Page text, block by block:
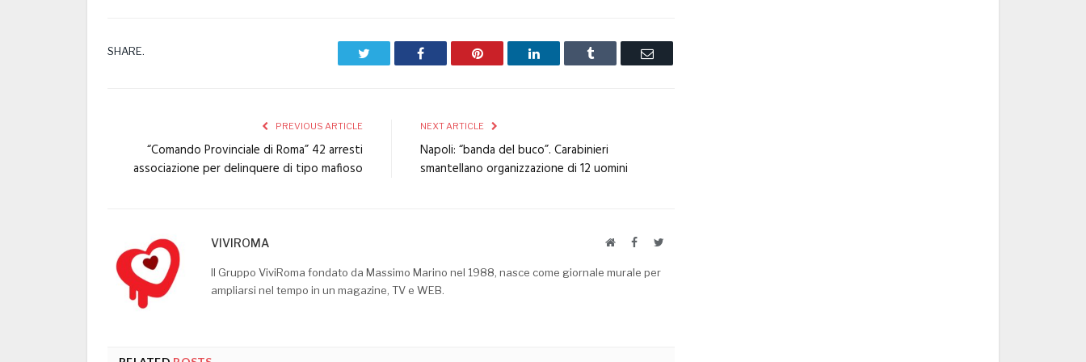
SHARE. Facebook Pinterest LinkedIn Tumblr Email
PREVIOUS ARTICLE
“Comando Provinciale di Roma” 42 arresti
associazione per delinquere di tipo mafioso
NEXT ARTICLE
Napoli: “banda del buco”. Carabinieri
smantellano organizzazione di 12 uomini
VIVIROMA WebsiteFacebookTwitter
Il Gruppo ViviRoma fondato da Massimo Marino nel 1988, nasce come giornale murale per
ampliarsi nel tempo in un magazine, TV e WEB.